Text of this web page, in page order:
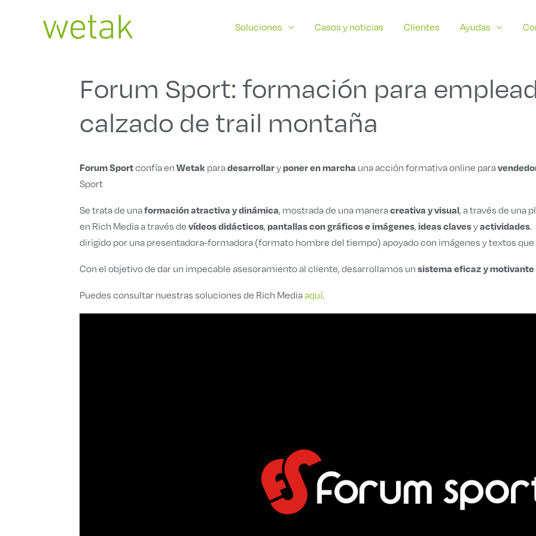
Soluciones Casos y noticias Clientes Ayudas
Forum Sport: formación para
calzado de trail montaña
Forum Sportconfía en Wetak paradesarrollaryponer en marcha una acción formativa online para
Sport
Se trata de unaformación atractiva y dinámica, mostrada de una maneracreativa y visual, a través de una
en Rich Media a través de vídeos didácticos, pantallas con gráficos e imágenes, ideas clavesyactividades.
dirigido por una presentadora-formadora (formato hombre del tiempo) apoyado con imágenes y textos
Con el objetivo de dar un impecable asesoramiento al cliente, desarrollamos un sistema eficaz y
Puedes consultar nuestras soluciones de Rich Mediaaquí.